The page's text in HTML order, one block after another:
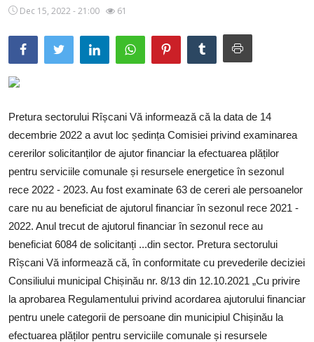
ADMINISTRAŢIA
Transparența
Proiecte
Sectorul Rîșcani
Căutați pe Internet
Dec 15, 2022 - 21:00 61
Pretura sectorului Rîșcani Vă informează că la data de 14
decembrie 2022 a avut loc ședința Comisiei privind examinarea
cererilor solicitanților de ajutor financiar la efectuarea plăților
pentru serviciile comunale și resursele energetice în sezonul
rece 2022 - 2023. Au fost examinate 63 de cereri ale persoanelor
care nu au beneficiat de ajutorul financiar în sezonul rece 2021 -
2022. Anul trecut de ajutorul financiar în sezonul rece au
beneficiat 6084 de solicitanți ...din sector. Pretura sectorului
Rîșcani Vă informează că, în conformitate cu prevederile deciziei
Consiliului municipal Chișinău nr. 8/13 din 12.10.2021 „Cu privire
la aprobarea Regulamentului privind acordarea ajutorului financiar
pentru unele categorii de persoane din municipiul Chișinău la
efectuarea plăților pentru serviciile comunale și resursele